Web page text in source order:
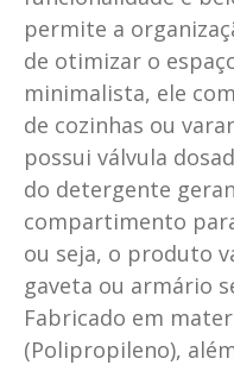
permite a
de otimizar o
minimalista, ele
de cozinhas ou
possui válvula
do detergente
compartimento
ou seja, o produto
gaveta ou armário
Fabricado em
(Polipropileno),